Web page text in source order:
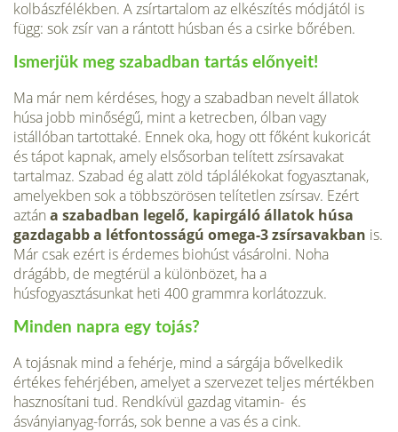
kolbászfélékben. A zsírtarta­lom az elkészítés módjától is
függ: sok zsír van a rántott húsban és a csirke bőrében.
Ismerjük meg szabadban tartás előnyeit!
Ma már nem kérdéses, hogy a szabad­ban nevelt állatok
húsa jobb minőségű, mint a ketrecben, ólban vagy
istállóban tartottaké. Ennek oka, hogy ott főként kukoricát
és tápot kapnak, amely első­sorban telített zsírsavakat
tartalmaz. Szabad ég alatt zöld táplálékokat fogyasztanak,
amelyekben sok a több­szörösen telítetlen zsírsav. Ezért
aztán a szabadban legelő, kapirgáló állatok húsa
gazdagabb a létfontosságú omega-3 zsírsavakban is.
Már csak ezért is érdemes biohúst vásárolni. Noha
drágább, de megtérül a különbözet, ha a
húsfogyasztásunkat heti 400 grammra korlátozzuk.
Minden napra egy tojás?
A tojásnak mind a fehérje, mind a sárgája bővelkedik
értékes fehérjében, amelyet a szervezet teljes mértékben
hasznosítani tud. Rendkívül gazdag vitamin- és
ásványianyag-forrás, sok benne a vas és a cink.